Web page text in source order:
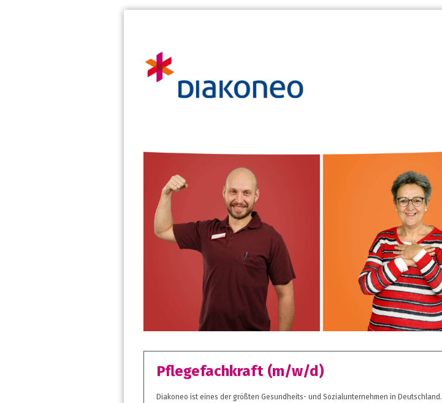
Pflegefachkraft (m/w/d)
Diakoneo ist eines der größten Gesundheits- und Sozialunternehmen in Deutschland.